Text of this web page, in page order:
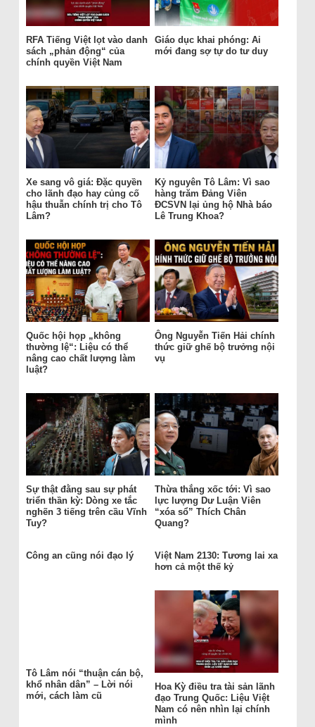
RFA Tiếng Việt lọt vào danh
sách „phản động“ của
chính quyền Việt Nam
Giáo dục khai phóng: Ai
mới đang sợ tự do tư duy
Xe sang vô giá: Đặc quyền
cho lãnh đạo hay củng cố
hậu thuẫn chính trị cho Tô
Lâm?
Kỷ nguyên Tô Lâm: Vì sao
hàng trăm Đảng Viên
ĐCSVN lại ủng hộ Nhà báo
Lê Trung Khoa?
Quốc hội họp „không
thường lệ“: Liệu có thể
nâng cao chất lượng làm
luật?
Ông Nguyễn Tiến Hải chính
thức giữ ghế bộ trưởng nội
vụ
Sự thật đằng sau sự phát
triển thần kỳ: Dòng xe tắc
nghẽn 3 tiếng trên cầu Vĩnh
Tuy?
Thừa thắng xốc tới: Vì sao
lực lượng Dư Luận Viên
“xóa sổ” Thích Chân
Quang?
Công an cũng nói đạo lý
Việt Nam 2130: Tương lai xa
hơn cả một thế kỷ
Tô Lâm nói “thuận cán bộ,
khổ nhân dân” – Lời nói
mới, cách làm cũ
Hoa Kỳ điều tra tài sản lãnh
đạo Trung Quốc: Liệu Việt
Nam có nên nhìn lại chính
mình